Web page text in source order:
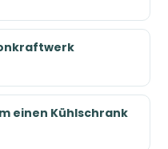
einen Kühlschrank